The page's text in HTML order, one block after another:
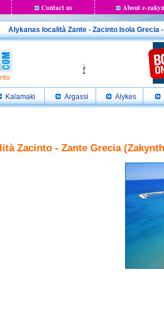
Contact us About e-
Alykanas località Zante - Zacinto Isola Grecia
Kalamaki Argassi Alykes
Zacinto - Zante Grecia